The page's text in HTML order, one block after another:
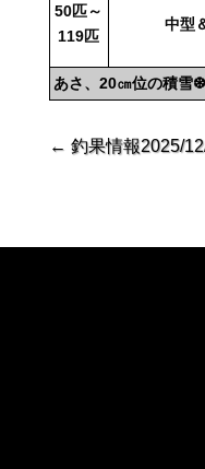
50匹～
119匹
中型
あさ、20㎝位の積雪
← 釣果情報2025/